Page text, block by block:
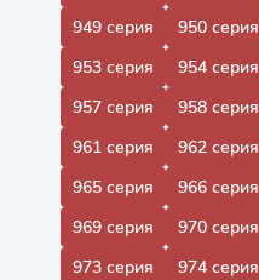
949 серия 950 серия
953 серия
954 серия
957 серия
958 серия
961 серия
962 серия
965 серия
966 серия
969 серия
970 серия
973 серия
974 серия